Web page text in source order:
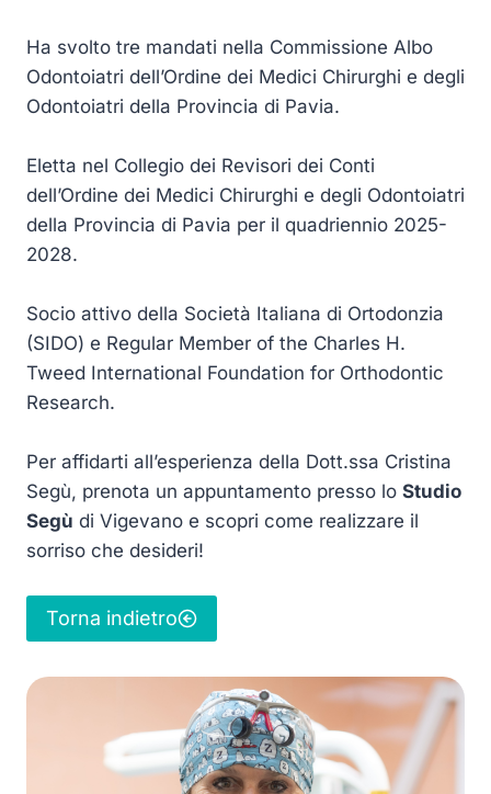
Ha svolto tre mandati nella Commissione Albo
Odontoiatri dell’Ordine dei Medici Chirurghi e degli
Odontoiatri della Provincia di Pavia.
Eletta nel Collegio dei Revisori dei Conti
dell’Ordine dei Medici Chirurghi e degli Odontoiatri
della Provincia di Pavia per il quadriennio 2025-
2028.
Socio attivo della Società Italiana di Ortodonzia
(SIDO) e Regular Member of the Charles H.
Tweed International Foundation for Orthodontic
Research.
Per affidarti all’esperienza della Dott.ssa Cristina
Segù, prenota un appuntamento presso lo Studio
Segù di Vigevano e scopri come realizzare il
sorriso che desideri!
Torna indietro